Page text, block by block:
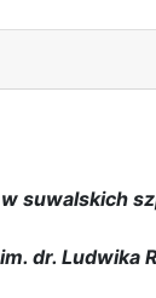
suwalskich
dr. Ludwika